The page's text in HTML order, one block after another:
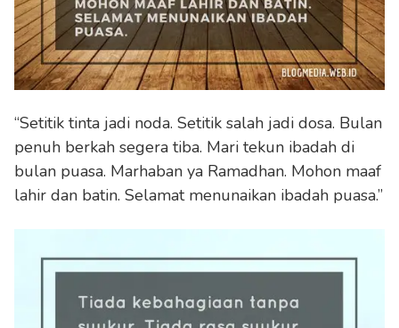
“Setitik tinta jadi noda. Setitik salah jadi dosa. Bulan
penuh berkah segera tiba. Mari tekun ibadah di
bulan puasa. Marhaban ya Ramadhan. Mohon maaf
lahir dan batin. Selamat menunaikan ibadah puasa.”